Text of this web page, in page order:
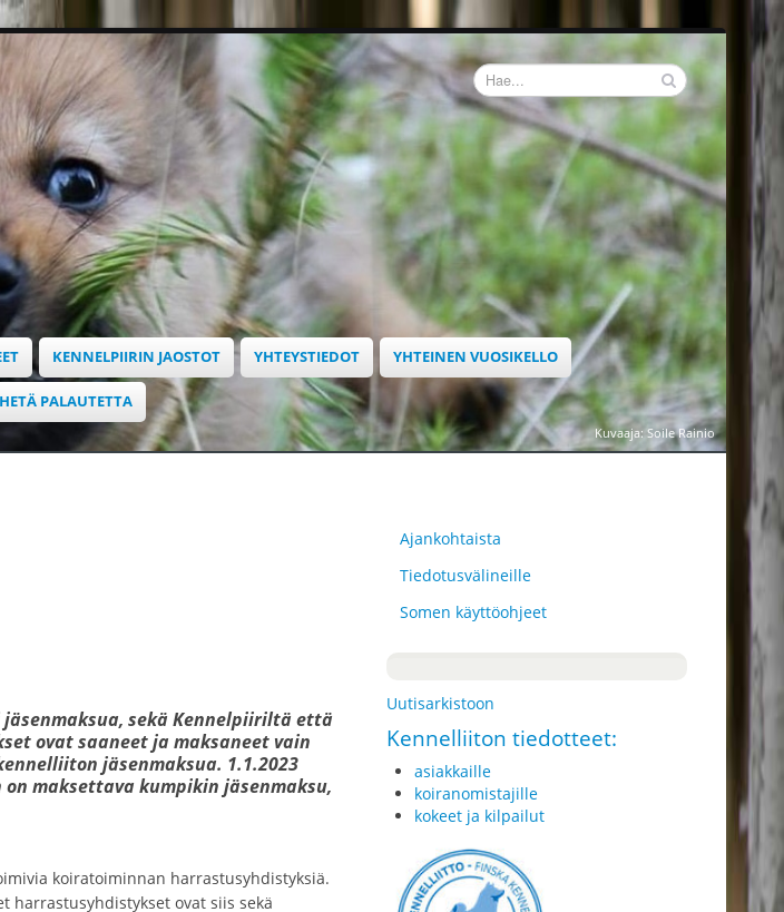
Kuvaaja: Soile Rainio
KENNELPIIRIN JAOSTOT YHTEYSTIEDOT YHTEINEN VUOSIKELLO
PALAUTETTA
sekä Kennelpiiriltä että
ovat saaneet ja maksaneet vain
jäsenmaksua. 1.1.2023
maksettava kumpikin jäsenmaksu,
koiratoiminnan harrastusyhdistyksiä.
harrastusyhdistykset ovat siis sekä
Ajankohtaista
Tiedotusvälineille
Somen käyttöohjeet
Uutisarkistoon
Kennelliiton tiedotteet:
asiakkaille
koiranomistajille
kokeet ja kilpailut